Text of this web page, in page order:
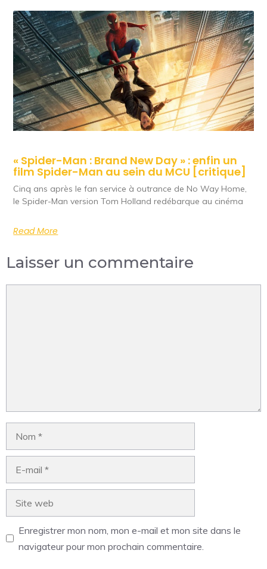
« Spider-Man : Brand New Day » : enfin un
film Spider-Man au sein du MCU [critique]
Cinq ans après le fan service à outrance de No Way Home,
le Spider-Man version Tom Holland redébarque au cinéma
Read More
Laisser un commentaire
Enregistrer mon nom, mon e-mail et mon site dans le
navigateur pour mon prochain commentaire.